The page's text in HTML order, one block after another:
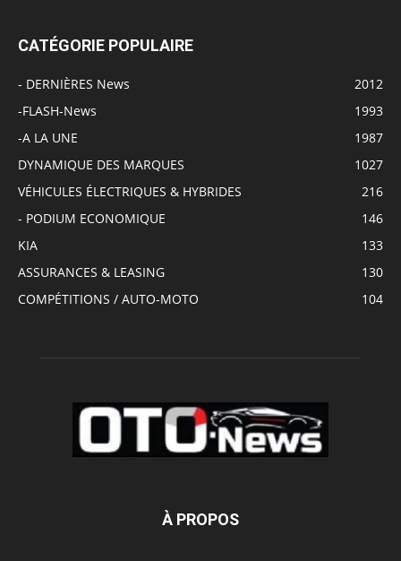
CATÉGORIE POPULAIRE
- DERNIÈRES News
2012
-FLASH-News
1993
-A LA UNE
1987
DYNAMIQUE DES MARQUES
1027
VÉHICULES ÉLECTRIQUES & HYBRIDES
216
- PODIUM ECONOMIQUE
146
KIA
133
ASSURANCES & LEASING
130
COMPÉTITIONS / AUTO-MOTO
104
À PROPOS